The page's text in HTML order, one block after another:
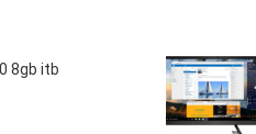
8gb itb